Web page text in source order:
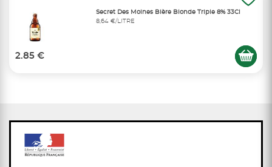
Secret Des Moines Bière Blonde Triple 8% 33Cl
8,64 €/LITRE
2.85 €